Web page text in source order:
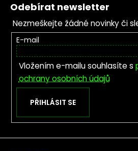
Odebírat newsletter
Nezmeškejte žádné novinky či
E-mail
Vložením e-mailu souhlasíte s
ochrany osobních údajů
PŘIHLÁSIT SE